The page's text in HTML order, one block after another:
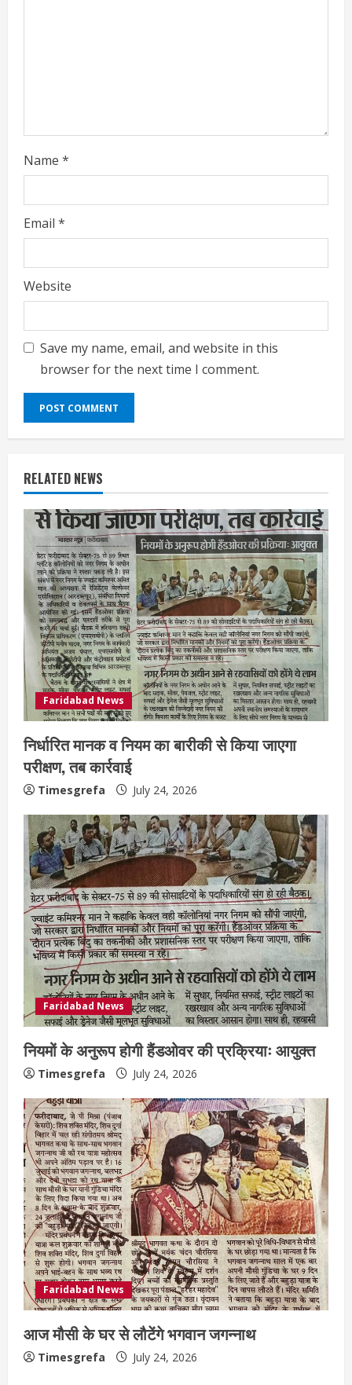
Name *
Email *
Website
Save my name, email, and website in this
browser for the next time I comment.
RELATED NEWS
Faridabad News
निर्धारित मानक व नियम का बारीकी से किया जाएगा
परीक्षण, तब कार्रवाई
Timesgrefa July 24, 2026
Faridabad News
नियमों के अनुरूप होगी हैंडओवर की प्रक्रियाः आयुक्त
Timesgrefa July 24, 2026
Faridabad News
आज मौसी के घर से लौटेंगे भगवान जगन्नाथ
Timesgrefa July 24, 2026